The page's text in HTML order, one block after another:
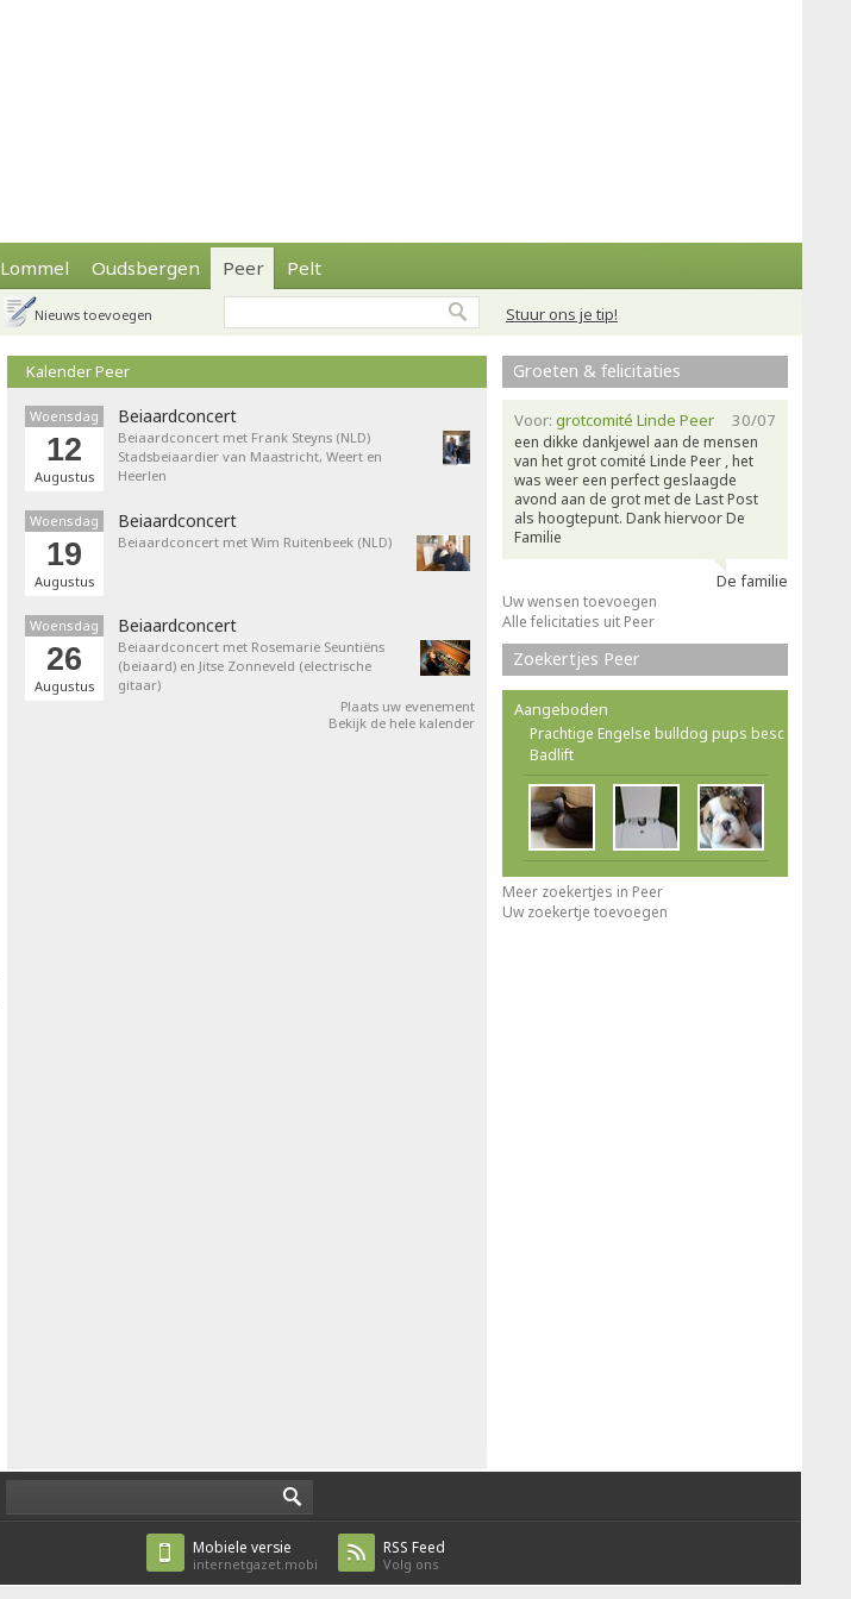
Lommel Oudsbergen Peer Pelt
Stuur ons je tip!
Nieuws toevoegen
Kalender Peer
Woensdag
12
Augustus
Beiaardconcert
Beiaardconcert met Frank Steyns (NLD)
Stadsbeiaardier van Maastricht, Weert en
Heerlen
Woensdag
19
Augustus
Beiaardconcert
Beiaardconcert met Wim Ruitenbeek (NLD)
Woensdag
26
Augustus
Beiaardconcert
Beiaardconcert met Rosemarie Seuntiëns
(beiaard) en Jitse Zonneveld (electrische
gitaar)
Plaats uw evenement
Bekijk de hele kalender
Groeten & felicitaties
30/07
Voor: grotcomité Linde Peer
een dikke dankjewel aan de mensen
van het grot comité Linde Peer , het
was weer een perfect geslaagde
avond aan de grot met de Last Post
als hoogtepunt. Dank hiervoor De
Familie
De familie
Uw wensen toevoegen
Alle felicitaties uit Peer
Zoekertjes Peer
Aangeboden
Prachtige Engelse bulldog pups besc
Badlift
Meer zoekertjes in Peer
Uw zoekertje toevoegen
RSS Feed
Volg ons
Mobiele versie
internetgazet.mobi